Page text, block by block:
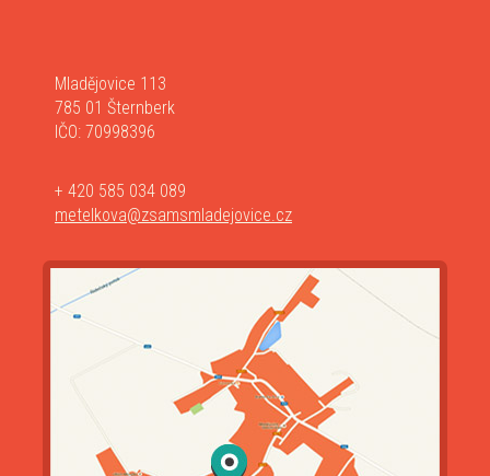
Mladějovice 113
785 01 Šternberk
IČO: 70998396
+ 420 585 034 089
metelkova@zsamsmladejovice.cz